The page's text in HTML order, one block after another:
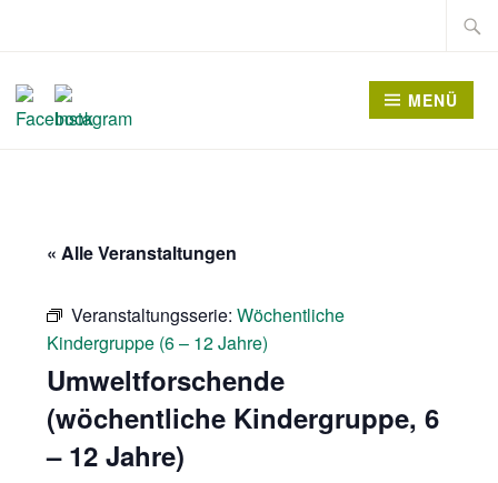
springen
Suche
MENÜ
« Alle Veranstaltungen
Veranstaltungsserie:Wöchentliche
Kindergruppe (6 – 12 Jahre)
Umweltforschende
(wöchentliche Kindergruppe, 6
– 12 Jahre)